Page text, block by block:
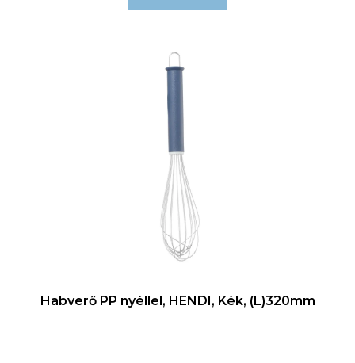
Habverő PP nyéllel, HENDI, Kék, (L)320mm